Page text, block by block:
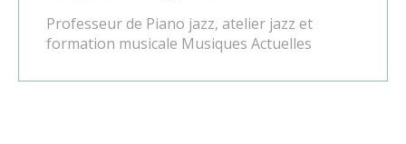
Professeur de Piano jazz, atelier jazz et
formation musicale Musiques Actuelles